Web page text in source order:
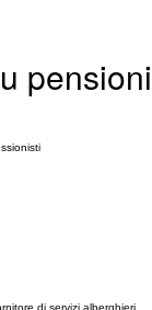
pensioni
di servizi alberghieri